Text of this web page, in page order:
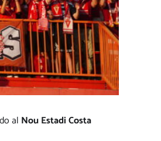
al Nou Estadi Costa